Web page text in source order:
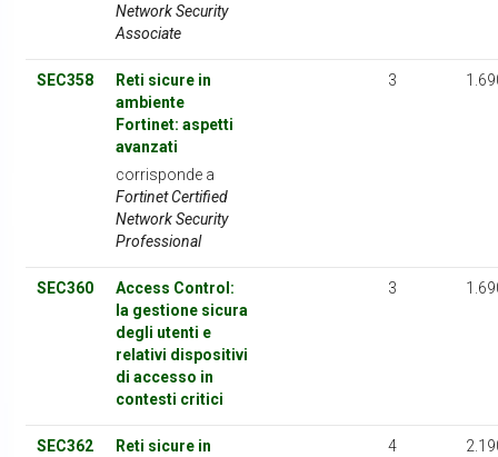
Network Security
Associate
SEC358
Reti sicure in
ambiente
Fortinet: aspetti
avanzati
corrisponde a
Fortinet Certified
Network Security
Professional
3
SEC360
Access Control:
la gestione sicura
degli utenti e
relativi dispositivi
di accesso in
contesti critici
3
SEC362
Reti sicure in
4